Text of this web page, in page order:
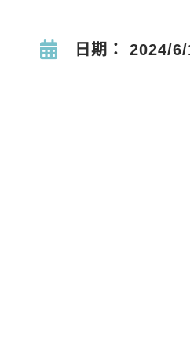
日期： 2024/